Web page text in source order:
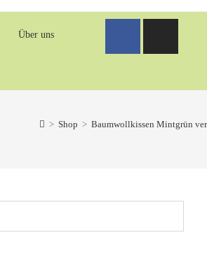
Über uns
> Shop > Baumwollkissen Mintgrün